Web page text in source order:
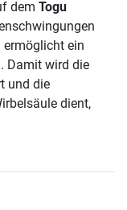
dem Togu
ermöglicht ein
Damit wird die
und die
dient,